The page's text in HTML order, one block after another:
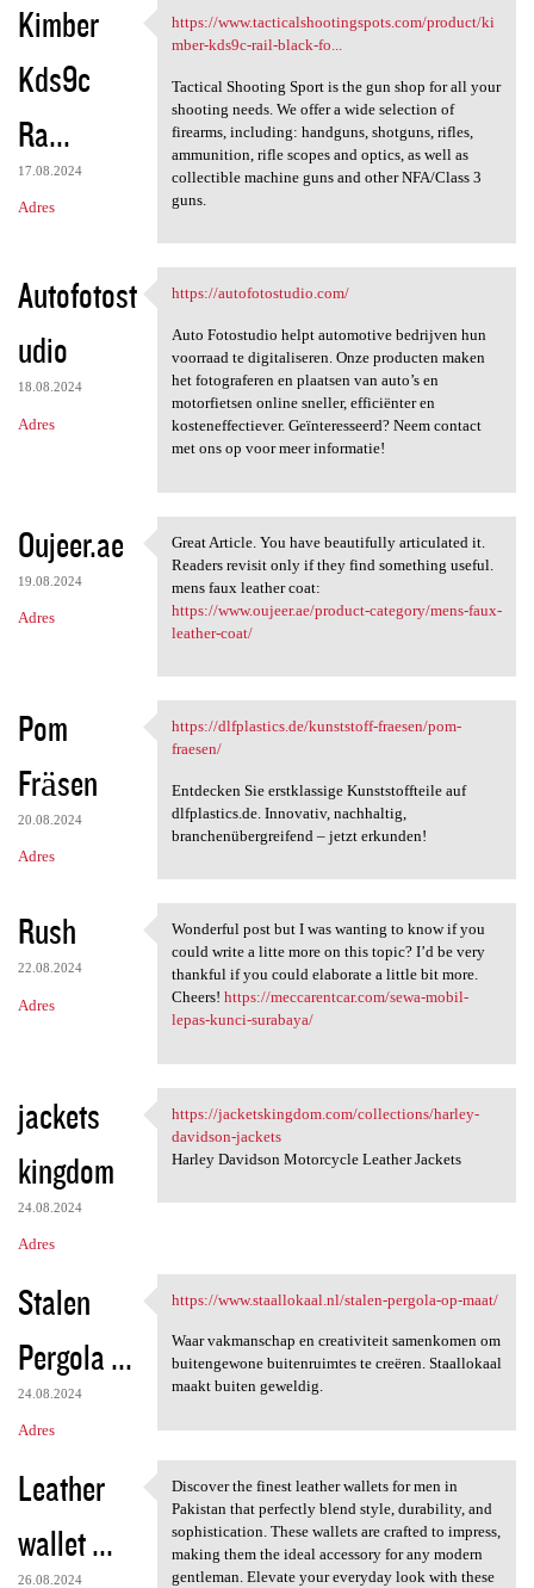
Kimber
Kds9c
Ra...
17.08.2024
Adres
https://www
https://www.tacticalshootingspots.com/product/ki
mber-kds9c-rail-black-fo...
Tactical Shooting Sport is the gun shop for all your
shooting needs. We offer a wide selection of
firearms, including: handguns, shotguns, rifles,
ammunition, rifle scopes and optics, as well as
collectible machine guns and other NFA/Class 3
guns.
Autofotost
udio
18.08.2024
Adres
https://autofotostudio.com/
https://autofotostudio.com/
Auto Fotostudio helpt automotive bedrijven hun
voorraad te digitaliseren. Onze producten maken
het fotograferen en plaatsen van auto’s en
motorfietsen online sneller, efficiënter en
kosteneffectiever. Geïnteresseerd? Neem contact
met ons op voor meer informatie!
Oujeer.ae
19.08.2024
Adres
Great Article. You have
Great Article. You have beautifully articulated it.
Readers revisit only if they find something useful.
mens faux leather coat:
https://www.oujeer.ae/product-category/mens-faux-
leather-coat/
Pom
Fräsen
20.08.2024
Adres
https://dlfplastics.de
https://dlfplastics.de/kunststoff-fraesen/pom-
fraesen/
Entdecken Sie erstklassige Kunststoffteile auf
dlfplastics.de. Innovativ, nachhaltig,
branchenübergreifend – jetzt erkunden!
Rush
22.08.2024
Adres
Wonderful post but I was
Wonderful post but I was wanting to know if you
could write a litte more on this topic? I’d be very
thankful if you could elaborate a little bit more.
Cheers! https://meccarentcar.com/sewa-mobil-
lepas-kunci-surabaya/
jackets
kingdom
24.08.2024
Adres
https://jacketskingdom.com
https://jacketskingdom.com/collections/harley-
davidson-jackets
Harley Davidson Motorcycle Leather Jackets
Stalen
Pergola ...
24.08.2024
Adres
https://www.staallokaal.nl
https://www.staallokaal.nl/stalen-pergola-op-maat/
Waar vakmanschap en creativiteit samenkomen om
buitengewone buitenruimtes te creëren. Staallokaal
maakt buiten geweldig.
Leather
wallet ...
26.08.2024
Discover the finest leather
Discover the finest leather wallets for men in
Pakistan that perfectly blend style, durability, and
sophistication. These wallets are crafted to impress,
making them the ideal accessory for any modern
gentleman. Elevate your everyday look with these